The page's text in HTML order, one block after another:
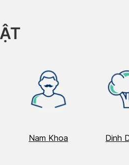
Nam Khoa Dinh